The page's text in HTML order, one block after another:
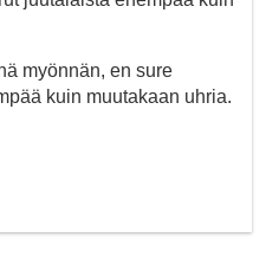
myönnän, en sure
kuin muutakaan uhria.